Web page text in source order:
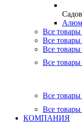
Все
Все
Все
Все товары
Все товары
Все товары
КОМПАНИЯ